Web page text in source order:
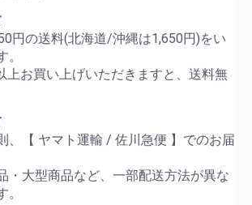
円の送料(北海道/沖縄は1,650円)をい
上お買い上げいただきますと、送料無
、【 ヤマト運輸 / 佐川急便 】でのお届
・大型商品など、一部配送方法が異な